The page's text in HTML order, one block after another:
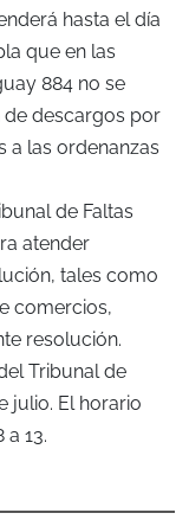
hasta el día
que en las
884 no se
descargos por
a las ordenanzas
de Faltas
atender
tales como
comercios,
resolución.
Tribunal de
julio. El horario
13.